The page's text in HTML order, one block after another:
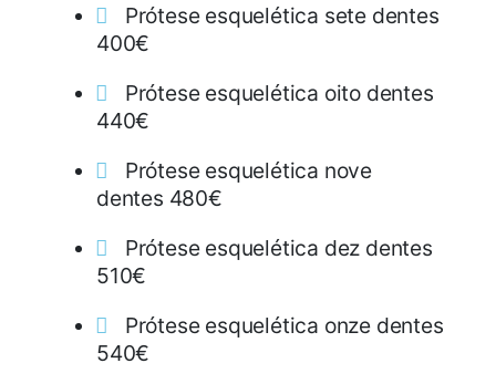
Prótese esquelética sete dentes
400€
Prótese esquelética oito dentes
440€
Prótese esquelética nove
dentes 480€
Prótese esquelética dez dentes
510€
Prótese esquelética onze dentes
540€